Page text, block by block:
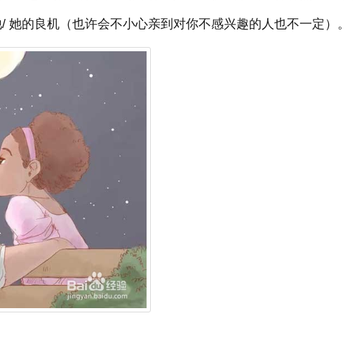
的良机（也许会不小心亲到对你不感兴趣的人也不一定）。